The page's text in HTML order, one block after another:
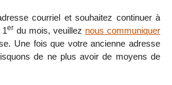
courriel et souhaitez continuer à
1er du mois, veuillez nous communiquer
Une fois que votre ancienne adresse
de ne plus avoir de moyens de